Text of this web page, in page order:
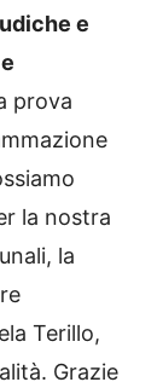
e
prova
la nostra
la
Terillo,
Grazie